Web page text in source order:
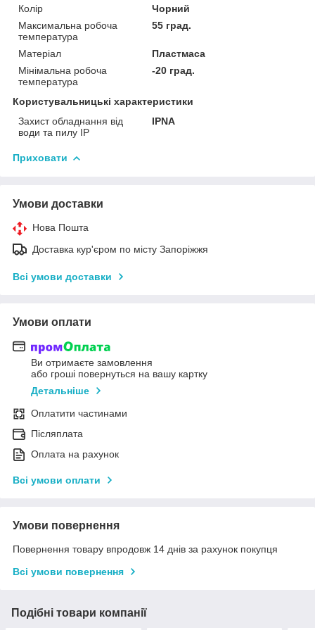
Колір
Чорний
Максимальна робоча
температура
55 град.
Матеріал
Пластмаса
Мінімальна робоча
температура
-20 град.
Користувальницькі характеристики
Захист обладнання від
води та пилу IP
IPNA
Приховати
Умови доставки
Нова Пошта
Доставка кур'єром по місту Запоріжжя
Всі умови доставки
Умови оплати
Ви отримаєте замовлення
або гроші повернуться на вашу картку
Детальніше
Оплатити частинами
Післяплата
Оплата на рахунок
Всі умови оплати
Умови повернення
Повернення товару впродовж 14 днів за рахунок покупця
Всі умови повернення
Подібні товари компанії